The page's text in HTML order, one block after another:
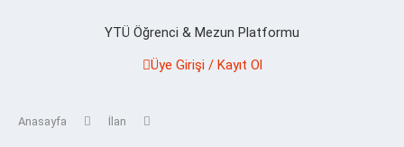
YTÜ Öğrenci & Mezun Platformu
Üye Girişi / Kayıt Ol
Anasayfa İlan